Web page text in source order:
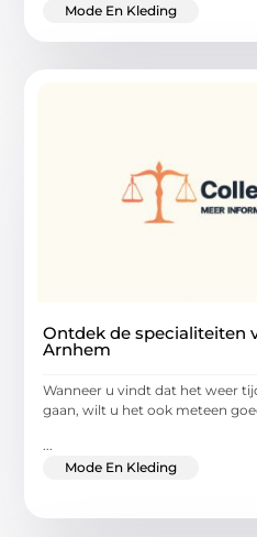
Mode En Kleding
Ontdek de specialiteiten
Arnhem
Wanneer u vindt dat het weer
gaan, wilt u het ook meteen
...
Mode En Kleding